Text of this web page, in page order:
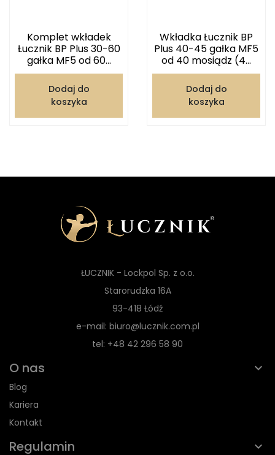
Komplet wkładek
Łucznik BP Plus 30-60
gałka MF5 od 60...
Dodaj do
koszyka
Wkładka Łucznik BP
Plus 40-45 gałka MF5
od 40 mosiądz (4...
Dodaj do
koszyka
ŁUCZNIK - Lockpol Sp. z o.o.
Starorudzka 16A
93-418 Łódź
e-mail: biuro@lucznik.com.pl
tel: +48 42 296 58 90
O nas
Blog
Kariera
Kontakt
Regulamin